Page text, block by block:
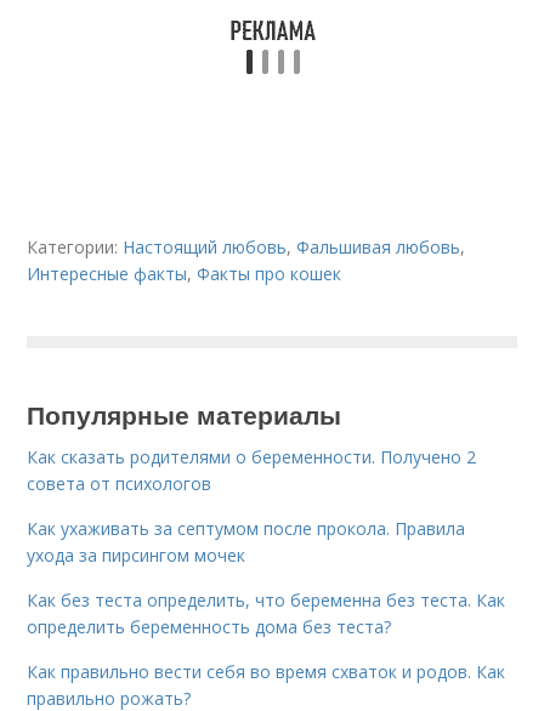
Категории: Настоящий любовь,Фальшивая любовь,
Интересные факты,Факты про кошек
Популярные материалы
Как сказать родителями о беременности. Получено 2
совета от психологов
Как ухаживать за септумом после прокола. Правила
ухода за пирсингом мочек
Как без теста определить, что беременна без теста. Как
определить беременность дома без теста?
Как правильно вести себя во время схваток и родов. Как
правильно рожать?